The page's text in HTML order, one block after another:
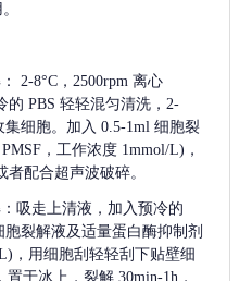
2-8°C，2500rpm 离心
的 PBS 轻轻混匀清洗，2-
集细胞。加入 0.5-1ml 细胞裂
，工作浓度 1mmol/L)，
配合超声波破碎。
吸走上清液，加入预冷的
裂解液及适量蛋白酶抑制剂
，用细胞刮轻轻刮下贴壁细
于冰上，裂解 30min-1h，